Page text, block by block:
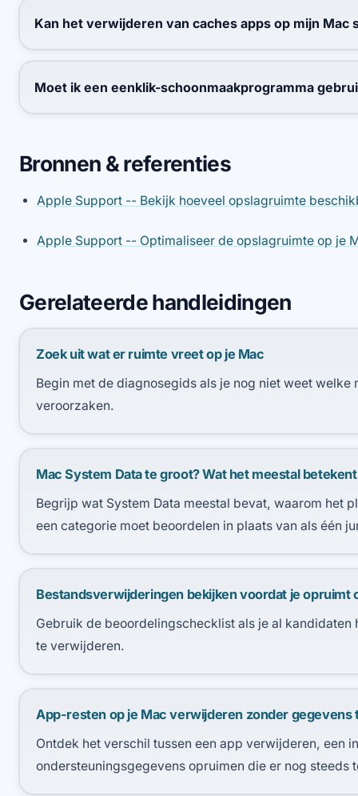
Kan het verwijderen van caches apps op mijn Mac
Moet ik een eenklik-schoonmaakprogramma
Bronnen & referenties
Apple Support -- Bekijk hoeveel opslagruimte
Apple Support -- Optimaliseer de opslagruimte op je
Gerelateerde handleidingen
Zoek uit wat er ruimte vreet op je Mac
Begin met de diagnosegids als je nog niet weet
veroorzaken.
Mac System Data te groot? Wat het meestal
Begrijp wat System Data meestal bevat, waarom het
een categorie moet beoordelen in plaats van als één
Bestandsverwijderingen bekijken voordat je opruimt
Gebruik de beoordelingschecklist als je al
te verwijderen.
App-resten op je Mac verwijderen zonder gegevens
Ontdek het verschil tussen een app verwijderen, een
ondersteuningsgegevens opruimen die er nog steeds